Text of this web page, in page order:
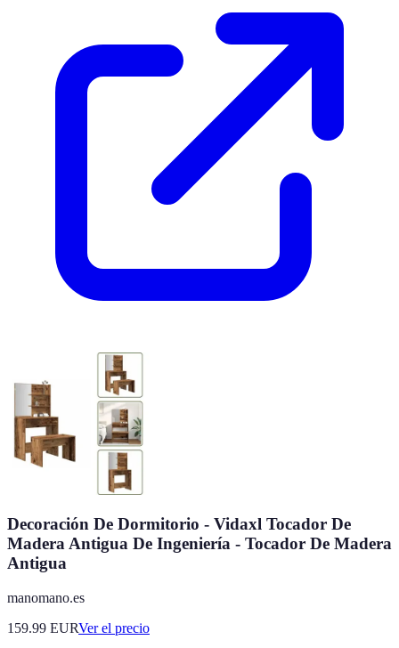
Decoración De Dormitorio - Vidaxl Tocador De
Madera Antigua De Ingeniería - Tocador De Madera
Antigua
manomano.es
159.99 EURVer el precio